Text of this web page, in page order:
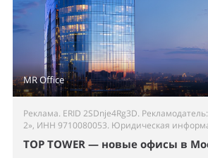
MR Office
Реклама. ERID 2SDnje4Rg3D.
2», ИНН 9710080053. Юридическая
TOP TOWER — новые офисы в